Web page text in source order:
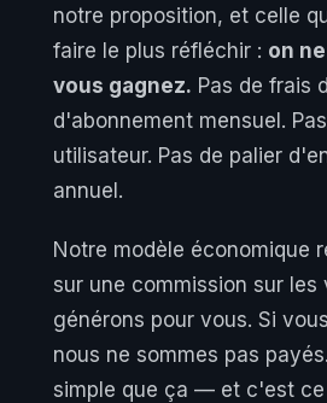
notre proposition, et celle
faire le plus réfléchir : on
vous gagnez. Pas de frais
d'abonnement mensuel.
utilisateur. Pas de palier
annuel.
Notre modèle économique
sur une commission sur les
générons pour vous. Si
nous ne sommes pas
simple que ça — et c'est